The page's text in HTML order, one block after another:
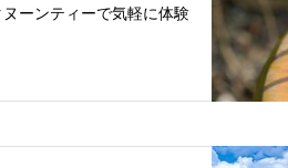
ーンティーで気軽に体験